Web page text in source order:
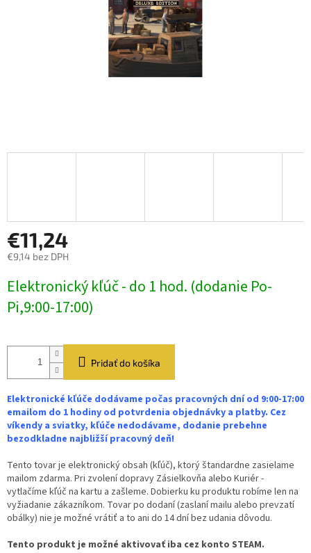
€11,24
€9,14 bez DPH
cena:
Elektronický kľúč - do 1 hod. (dodanie Po-
Pi,9:00-17:00)
Pridať do košíka
Elektronické kľúče dodávame počas pracovných dní od 9:00-17:00
emailom do 1 hodiny od potvrdenia objednávky a platby. Cez
víkendy a sviatky, kľúče nedodávame, dodanie prebehne
bezodkladne najbližší pracovný deň!
Tento tovar je elektronický obsah (kľúč), ktorý štandardne zasielame
mailom zdarma. Pri zvolení dopravy Zásielkovňa alebo Kuriér -
vytlačíme kľúč na kartu a zašleme. Dobierku ku produktu robíme len na
vyžiadanie zákazníkom. Tovar po dodaní (zaslaní mailu alebo prevzatí
obálky) nie je možné vrátiť a to ani do 14 dní bez udania dôvodu.
Tento produkt je možné aktivovať iba cez konto STEAM.